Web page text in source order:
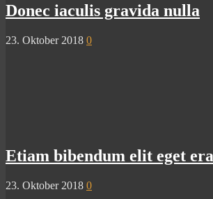
Donec iaculis gravida nulla
23. Oktober 2018 0
Etiam bibendum elit eget
23. Oktober 2018 0